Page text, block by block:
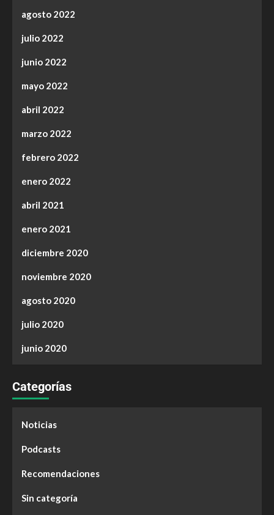
agosto 2022
julio 2022
junio 2022
mayo 2022
abril 2022
marzo 2022
febrero 2022
enero 2022
abril 2021
enero 2021
diciembre 2020
noviembre 2020
agosto 2020
julio 2020
junio 2020
Categorías
Noticias
Podcasts
Recomendaciones
Sin categoría